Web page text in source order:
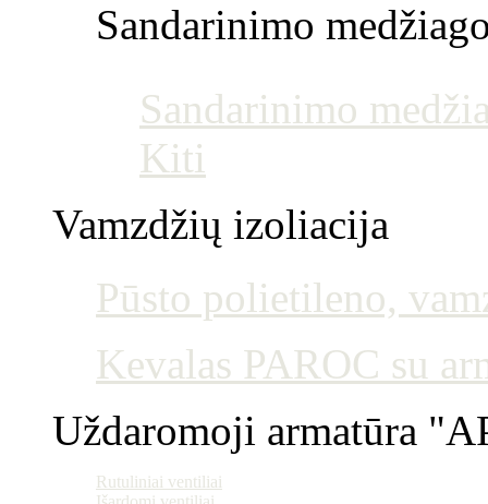
Sandarinimo
Sandarinimo
Kiti
Vamzdžių izoliacija
Pūsto polietileno,
Kevalas PAROC su
Uždaromoji armatūra
Rutuliniai ventiliai